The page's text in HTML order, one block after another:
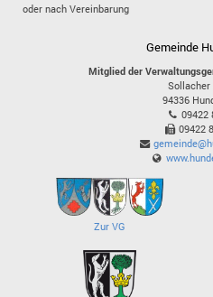
oder nach Vereinbarung
Gemeinde
Mitglied der
Sollacher
94336
09422
09422
Zur VG